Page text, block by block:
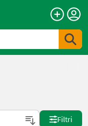
Filtri